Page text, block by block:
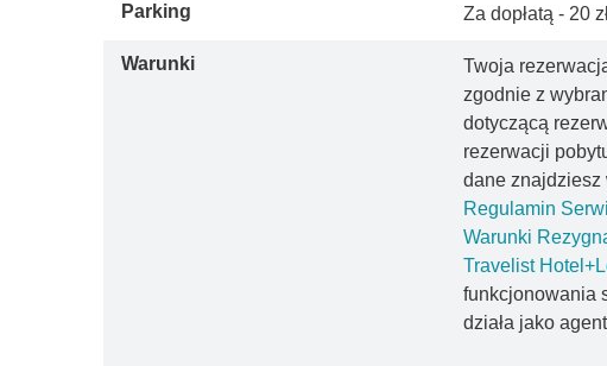
Parking Za dopłatą - 20
Warunki
Twoja
zgodnie z
dotyczącą
rezerwacji
dane znajdziesz
Regulamin
Warunki
Travelist
funkcjonowania
działa jako